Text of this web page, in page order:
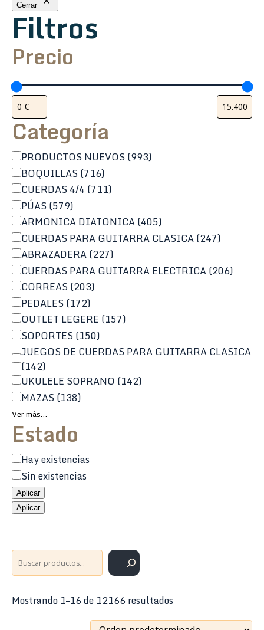
Cerrar
Filtros
Precio
Categoría
Categoría
PRODUCTOS NUEVOS(993)
BOQUILLAS(716)
CUERDAS 4/4 (711)
PÚAS(579)
ARMONICA DIATONICA(405)
CUERDAS PARA GUITARRA CLASICA(247)
ABRAZADERA(227)
CUERDAS PARA GUITARRA ELECTRICA(206)
CORREAS(203)
PEDALES(172)
OUTLET LEGERE (157)
SOPORTES(150)
JUEGOS DE CUERDAS PARA GUITARRA CLASICA
(142)
UKULELE SOPRANO (142)
MAZAS(138)
Ver más…
Estado
Estado
Hay existencias
Sin existencias
Aplicar
Aplicar
Buscar
Mostrando 1–16 de 12166 resultados